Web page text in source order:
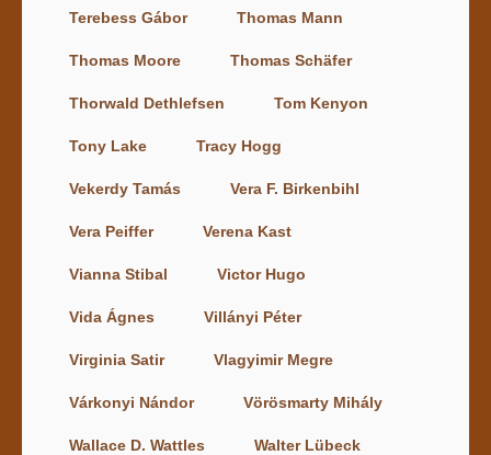
Terebess Gábor Thomas Mann
Thomas Moore Thomas Schäfer
Thorwald Dethlefsen Tom Kenyon
Tony Lake Tracy Hogg
Vekerdy Tamás Vera F. Birkenbihl
Vera Peiffer Verena Kast
Vianna Stibal Victor Hugo
Vida Ágnes Villányi Péter
Virginia Satir Vlagyimir Megre
Várkonyi Nándor Vörösmarty Mihály
Wallace D. Wattles Walter Lübeck